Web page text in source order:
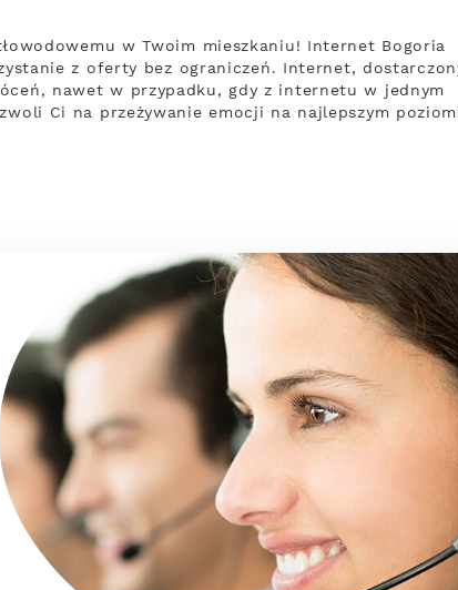
w Twoim mieszkaniu! Internet Bogoria
z oferty bez ograniczeń. Internet,
nawet w przypadku, gdy z internetu w jednym
Ci na przeżywanie emocji na najlepszym